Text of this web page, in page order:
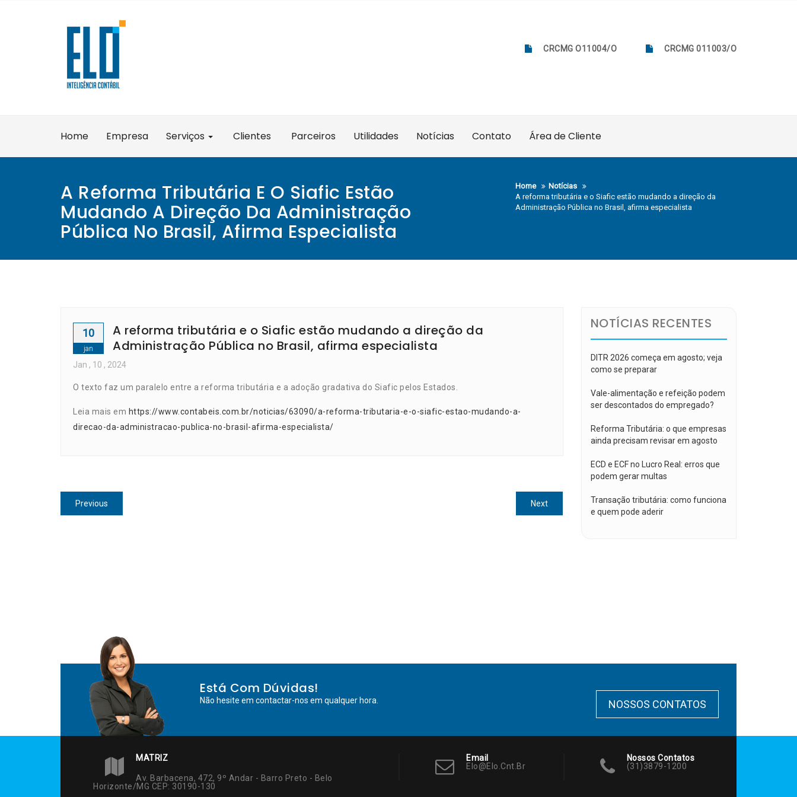
CRCMG O11004/O CRCMG 011003/O
Home Empresa Serviços Clientes Parceiros Utilidades Notícias Contato Área de Cliente
A Reforma Tributária E O Siafic Estão
Mudando A Direção Da Administração
Pública No Brasil, Afirma Especialista
Home
Notícias
A reforma tributária e o Siafic estão mudando a direção da
Administração Pública no Brasil, afirma especialista
10
jan
A reforma tributária e o Siafic estão mudando a direção da
Administração Pública no Brasil, afirma especialista
Jan , 10 , 2024
O texto faz um paralelo entre a reforma tributária e a adoção gradativa do Siafic pelos Estados.
Leia mais em https://www.contabeis.com.br/noticias/63090/a-reforma-tributaria-e-o-siafic-estao-mudando-a-
direcao-da-administracao-publica-no-brasil-afirma-especialista/
Navegação
de
Previous
post:
NextNext
post:
NOTÍCIAS RECENTES
DITR 2026 começa em agosto; veja
como se preparar
Vale-alimentação e refeição podem
ser descontados do empregado?
Reforma Tributária: o que empresas
ainda precisam revisar em agosto
ECD e ECF no Lucro Real: erros que
podem gerar multas
Transação tributária: como funciona
e quem pode aderir
Está Com Dúvidas!
Não hesite em contactar-nos em qualquer hora. NOSSOS CONTATOS
MATRIZ
Av. Barbacena, 472, 9º Andar - Barro Preto - Belo
Horizonte/MG CEP: 30190-130
Email
Elo@elo.cnt.br
Nossos Contatos
(31)3879-1200